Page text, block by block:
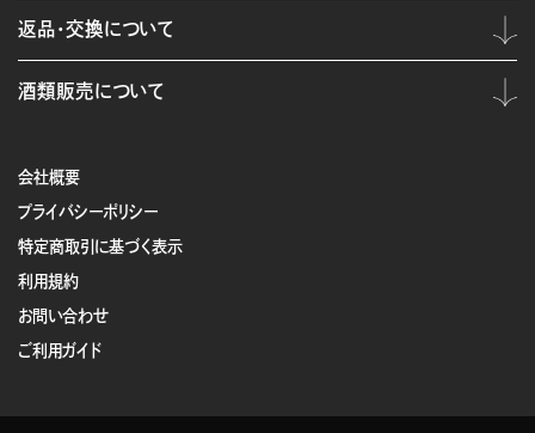
会社概要
プライバシーポリシー
特定商取引に基づく表示
利用規約
お問い合わせ
ご利用ガイド
返品・交換について
酒類販売について